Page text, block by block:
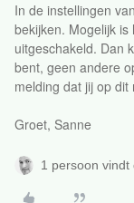
In de instellingen
bekijken. Mogelijk
uitgeschakeld. Dan
bent, geen andere
melding dat jij op
Groet, Sanne
1 persoon vindt